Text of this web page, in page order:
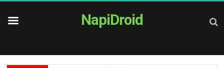
NapiDroid